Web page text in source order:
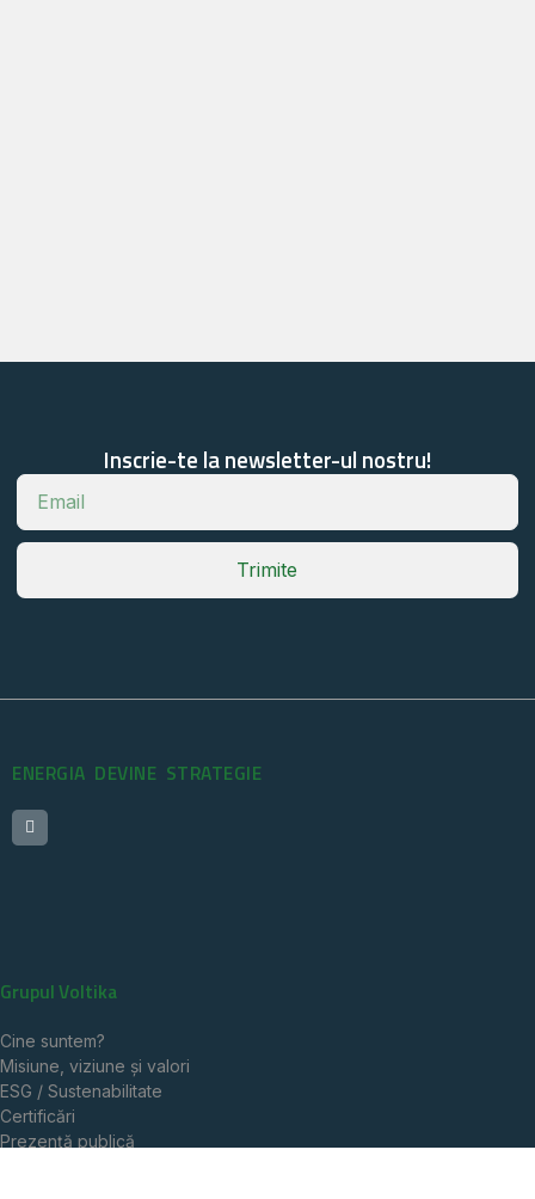
Inscrie-te la newsletter-ul nostru!
Trimite
ENERGIA DEVINE STRATEGIE
Grupul Voltika
Cine suntem?
Misiune, viziune și valori
ESG / Sustenabilitate
Certificări
Prezență publică